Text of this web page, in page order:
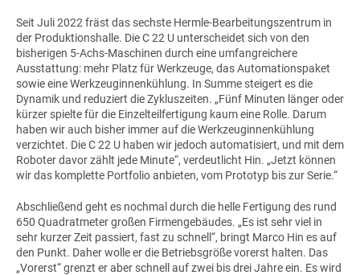
Seit Juli 2022 fräst das sechste Hermle-Bearbeitungszentrum in
der Produktionshalle. DieC 22 U unterscheidet sich von den
bisherigen 5-Achs-Maschinen durch eine umfangreichere
Ausstattung: mehr Platz für Werkzeuge, das Automationspaket
sowie eine Werkzeuginnenkühlung. In Summe steigert es die
Dynamik und reduziert die Zykluszeiten. „Fünf Minuten länger oder
kürzer spielte für die Einzelteilfertigung kaum eine Rolle. Darum
haben wir auch bisher immer auf die Werkzeuginnenkühlung
verzichtet. DieC 22 U haben wir jedoch automatisiert, und mit dem
Roboter davor zählt jede Minute“, verdeutlicht Hin. „Jetzt können
wir das komplette Portfolio anbieten, vom Prototyp bis zur Serie.“
Abschließend geht es nochmal durch die helle Fertigung des rund
650 Quadratmeter großen Firmengebäudes. „Es ist sehr viel in
sehr kurzer Zeit passiert, fast zu schnell“, bringt Marco Hin es auf
den Punkt. Daher wolle er die Betriebsgröße vorerst halten. Das
„Vorerst“ grenzt er aber schnell auf zwei bis drei Jahre ein. Es wird